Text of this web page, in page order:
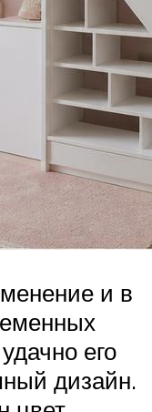
и в
его
дизайн.